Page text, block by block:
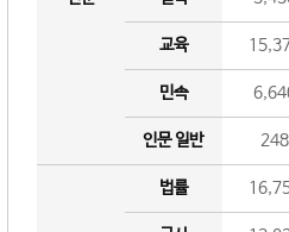
교육
민속
인문 일반 248
법률